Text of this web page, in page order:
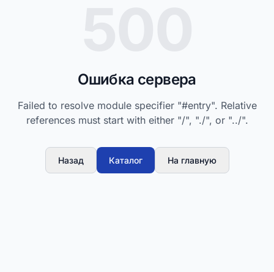
Ошибка сервера
Failed to resolve module specifier "#entry". Relative
references must start with either "/", "./", or "../".
Назад Каталог На главную